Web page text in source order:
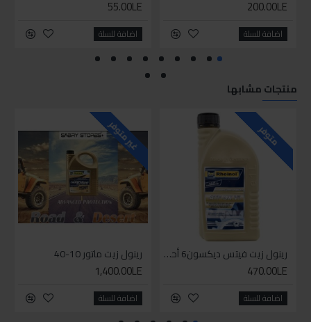
200.00LE
اضافة للسلة
55.00LE
اضافة للسلة
منتجات مشابها
متوفر
رينول زيت فيتس ديكسون6 أحمر 1لتر
470.00LE
اضافة للسلة
غير متوفر
رينول زيت ماتور 10-40
1,400.00LE
اضافة للسلة